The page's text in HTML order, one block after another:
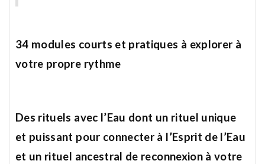
34 modules courts et pratiques à explorer à
votre propre rythme
Des rituels avec l’Eau dont un rituel unique
et puissant pour connecter à l’Esprit de l’Eau
et un rituel ancestral de reconnexion à votre